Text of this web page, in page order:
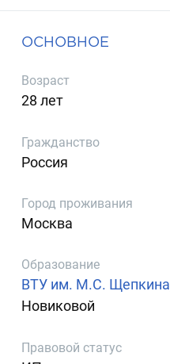
ОСНОВНОЕ
Возраст
28 лет
Гражданство
Россия
Город проживания
Москва
Образование
ВТУ им. М.С. Щепкина
Новиковой
Правовой статус